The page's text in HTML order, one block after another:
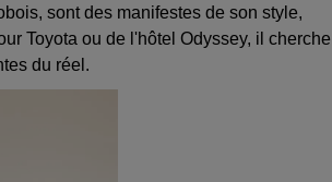
sont des manifestes de son style,
Toyota ou de l'hôtel Odyssey, il cherche
du réel.